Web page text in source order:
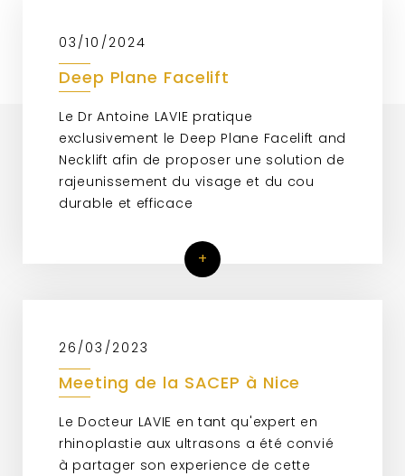
03/10/2024
Deep Plane Facelift
Le Dr Antoine LAVIE pratique
exclusivement le Deep Plane Facelift and
Necklift afin de proposer une solution de
rajeunissement du visage et du cou
durable et efficace
+
26/03/2023
Meeting de la SACEP à Nice
Le Docteur LAVIE en tant qu'expert en
rhinoplastie aux ultrasons a été convié
à partager son experience de cette